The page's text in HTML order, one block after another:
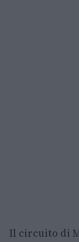
Il circuito di